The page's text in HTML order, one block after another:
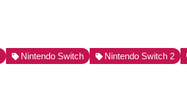
Nintendo Switch Nintendo Switch 2